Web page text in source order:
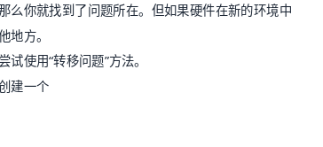
么你就找到了问题所在。但如果硬件在新的环境中
地方。
使用“转移问题”方法。
建一个